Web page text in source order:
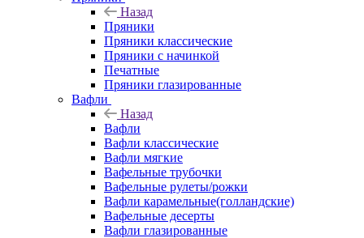
Назад
Пряники
Пряники классические
Пряники с начинкой
Печатные
Пряники глазированные
Вафли
Назад
Вафли
Вафли классические
Вафли мягкие
Вафельные трубочки
Вафельные рулеты/рожки
Вафли карамельные(голландские)
Вафельные десерты
Вафли глазированные